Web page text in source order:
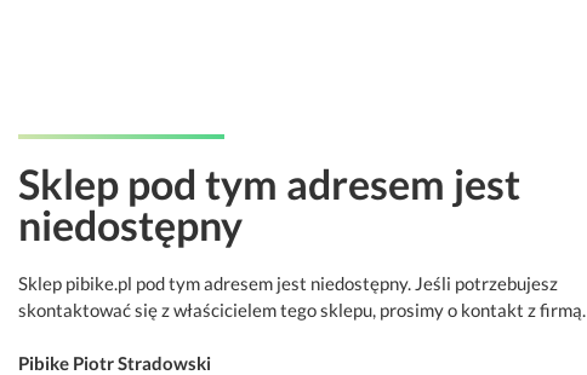
Sklep pod tym adresem jest
niedostępny
Sklep pibike.pl pod tym adresem jest niedostępny. Jeśli potrzebujesz
skontaktować się z właścicielem tego sklepu, prosimy o kontakt z firmą.
Pibike Piotr Stradowski